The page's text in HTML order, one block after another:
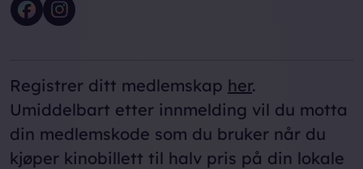
Registrer ditt medlemskap her.
Umiddelbart etter innmelding vil du motta
din medlemskode som du bruker når du
kjøper kinobillett til halv pris på din lokale